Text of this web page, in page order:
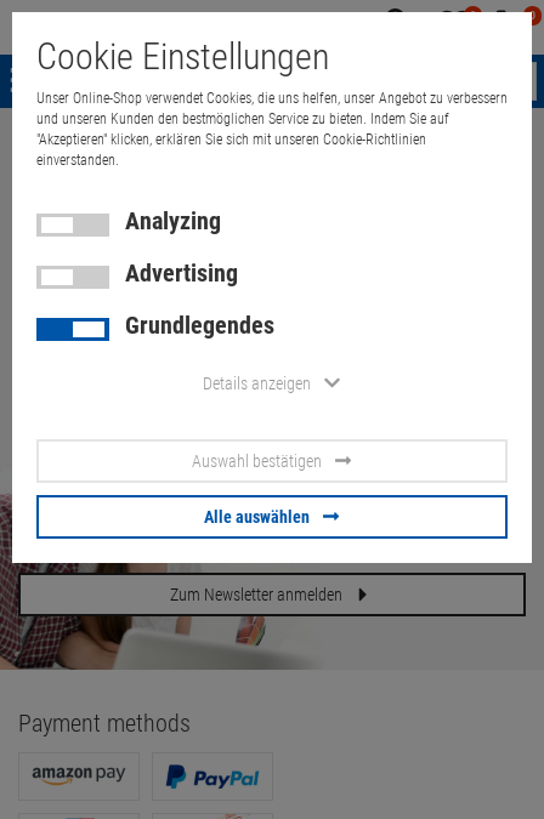
0 0
Menü
Mein Merkzettel
Sie haben zur Zeit keine Artikel auf dem Merkzettel.
Quant ElectronicNewsletter
Zum Newsletter anmelden
Payment methods
Cookie Einstellungen
Unser Online-Shop verwendet Cookies, die uns helfen, unser Angebot zu verbessern
und unseren Kunden den bestmöglichen Service zu bieten. Indem Sie auf
"Akzeptieren" klicken, erklären Sie sich mit unseren Cookie-Richtlinien
einverstanden.
Analyzing
Advertising
Grundlegendes
Details anzeigen
Auswahl bestätigen
Alle auswählen